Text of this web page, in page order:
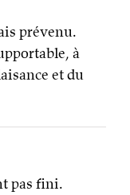
prévenu.
à
et du
pas fini.